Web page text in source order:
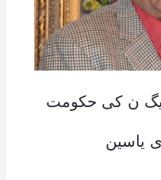
ن کی حکومت
یاسین